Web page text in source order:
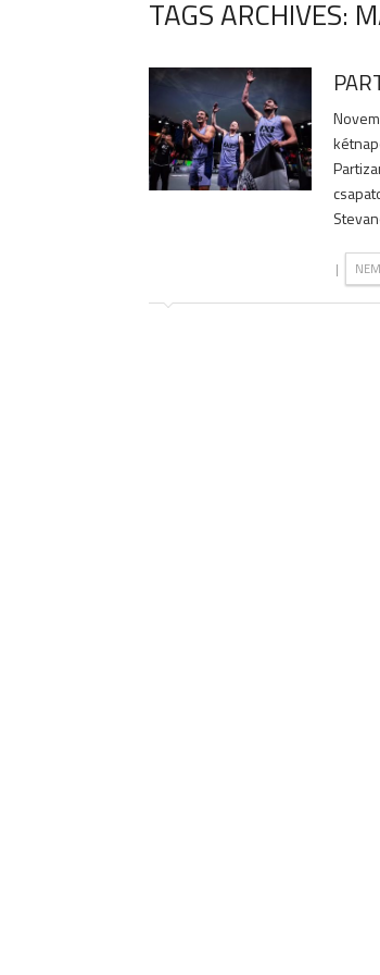
TAGS ARCHIVES:
|